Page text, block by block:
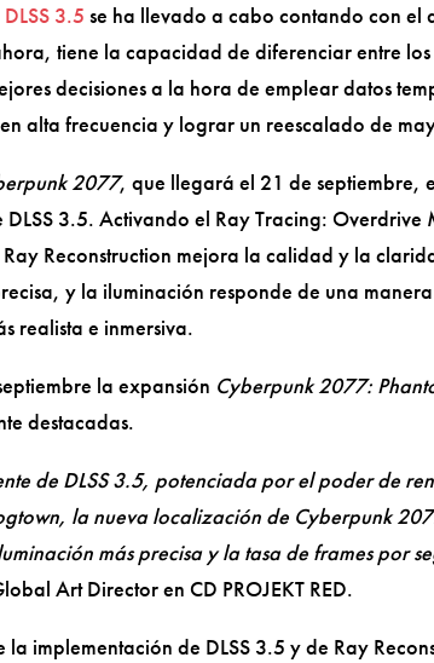
DLSS 3.5 se ha llevado a cabo contando con el
tiene la capacidad de diferenciar entre los
decisiones a la hora de emplear datos
alta frecuencia y lograr un reescalado de
2077, que llegará el 21 de septiembre,
DLSS 3.5. Activando el Ray Tracing: Overdrive
Ray Reconstruction mejora la calidad y la
y la iluminación responde de una
realista e inmersiva.
la expansión Cyberpunk 2077:
destacadas.
de DLSS 3.5, potenciada por el poder de
la nueva localización de Cyberpunk
más precisa y la tasa de frames por
Art Director en CD PROJEKT RED.
implementación de DLSS 3.5 y de Ray